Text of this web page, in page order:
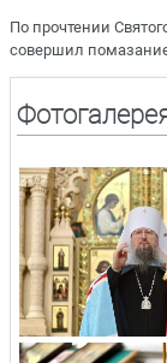
По прочтении
совершил